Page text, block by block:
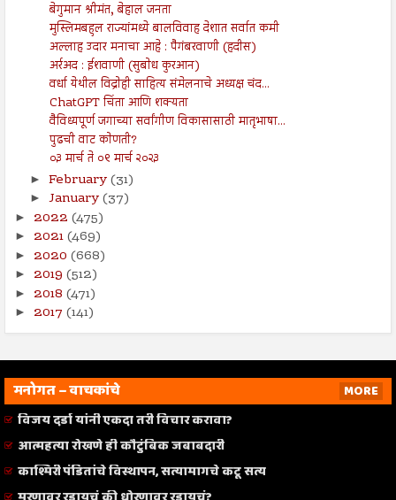
बेगुमान श्रीमंत, बेहाल जनता
मुस्लिमबहुल राज्यांमध्ये बालविवाह देशात सर्वात कमी
अल्लाह उदार मनाचा आहे : पैगंबरवाणी (हदीस)
अर्रअद : ईशवाणी (सुबोध कुरआन)
वर्धा येथील विद्रोही साहित्य संमेलनाचे अध्यक्ष चंद...
ChatGPT चिंता आणि शक्यता
वैविध्यपूर्ण जगाच्या सर्वांगीण विकासासाठी मातृभाषा...
पुढची वाट कोणती?
०३ मार्च ते ०९ मार्च २०२३
► February(31)
► January(37)
► 2022 (475)
► 2021(469)
► 2020 (668)
► 2019 (512)
► 2018 (471)
► 2017 (141)
मनोगत – वाचकांचे
MORE
विजय दर्डा यांनी एकदा तरी विचार करावा?
आत्महत्या रोखणे ही कौटुंबिक जबाबदारी
काश्मिरी पंडितांचे विस्थापन, सत्यामागचे कटू सत्य